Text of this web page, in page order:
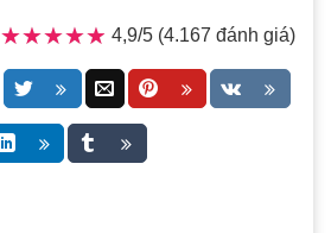
★★★★★
★★★★★ 4,9/5 (4.167 đánh giá)